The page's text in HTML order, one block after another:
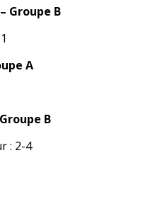
Groupe B
A
B
: 2-4